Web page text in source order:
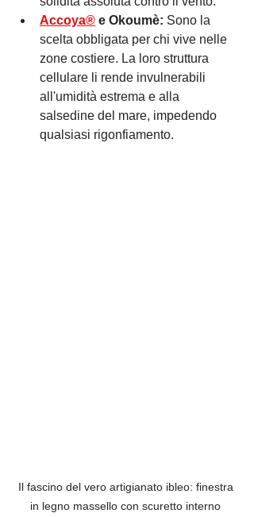
Accoya® e Okoumè: Sono la
scelta obbligata per chi vive nelle
zone costiere. La loro struttura
cellulare li rende invulnerabili
all'umidità estrema e alla
salsedine del mare, impedendo
qualsiasi rigonfiamento.
Il fascino del vero artigianato ibleo: finestra
in legno massello con scuretto interno